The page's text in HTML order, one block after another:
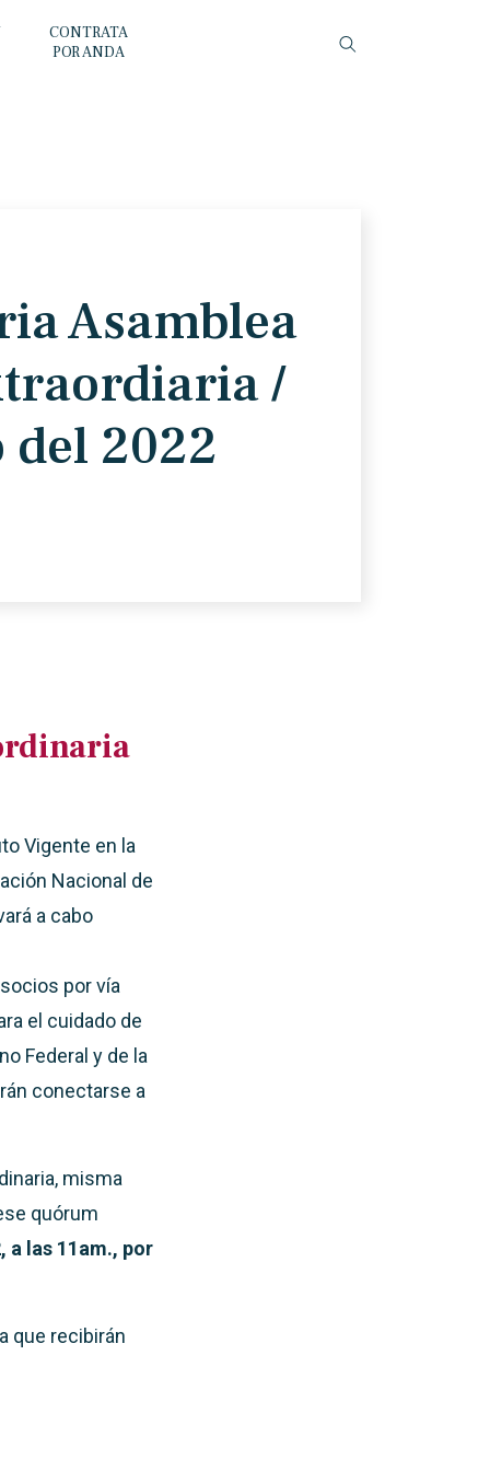
CONTRATA
POR ANDA
Asamblea
/
del 2022
Vigente en la
Nacional de
a cabo
por vía
el cuidado de
Federal y de la
conectarse a
misma
quórum
a las 11am., por
que recibirán